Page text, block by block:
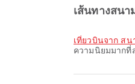
เส้นทางสน
เที่ยวบินจาก ส
ความนิยมมากที่